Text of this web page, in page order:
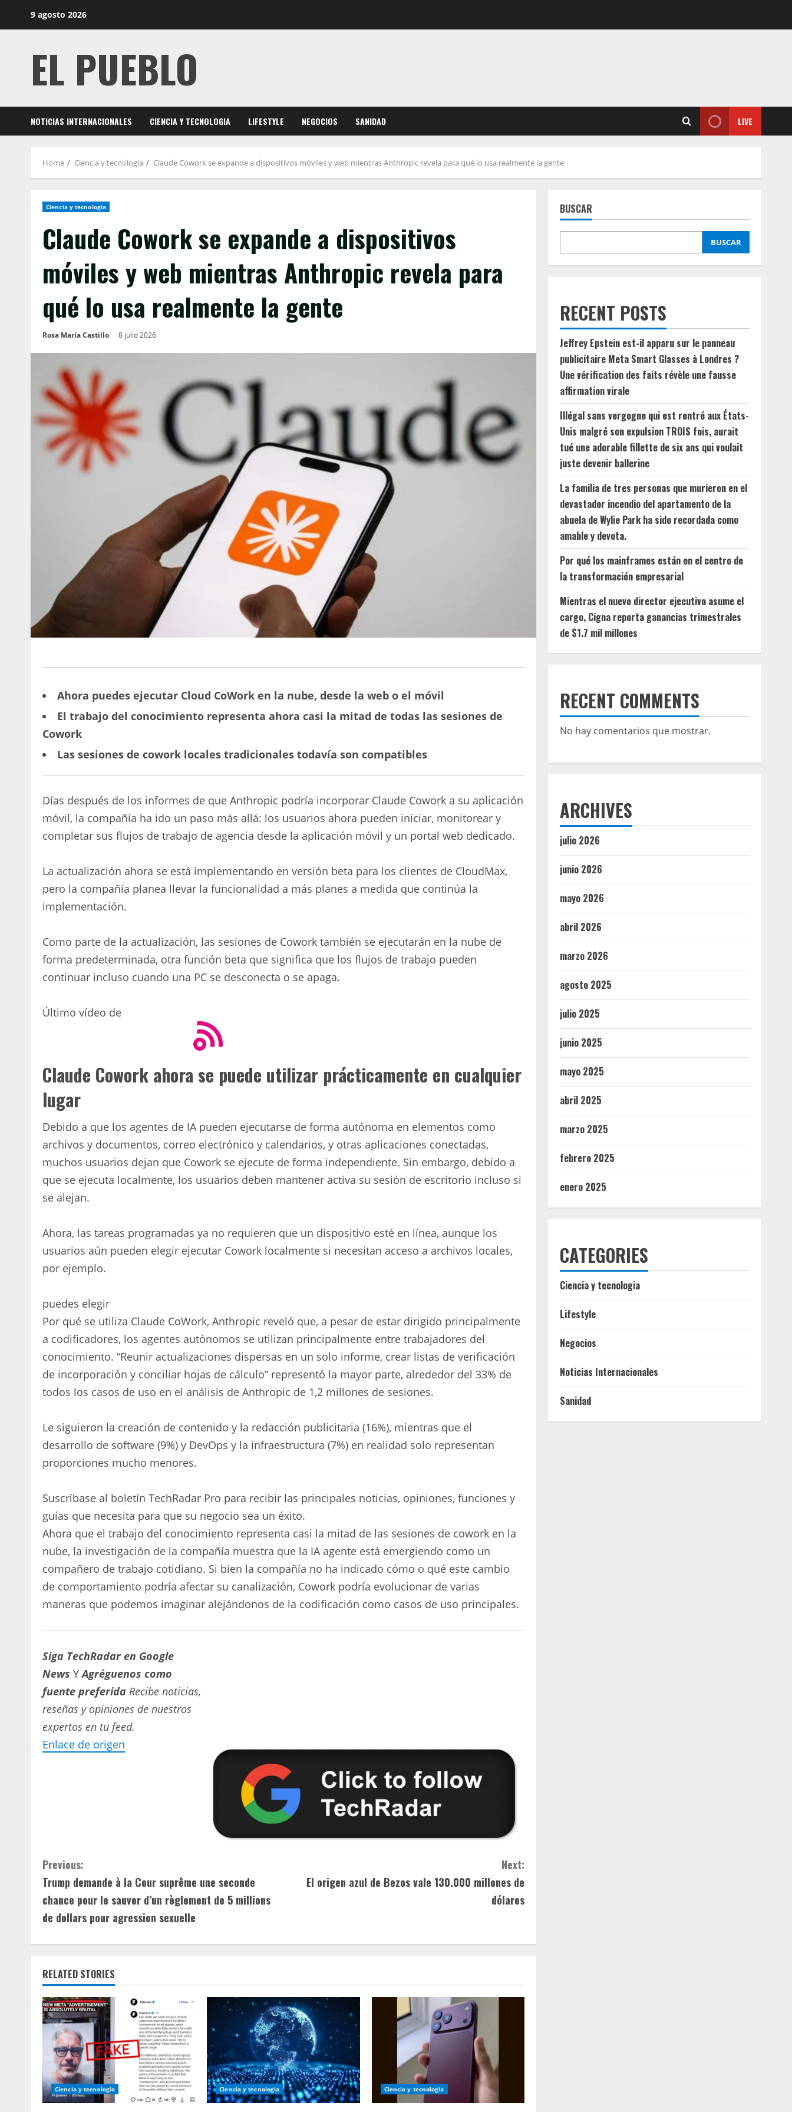
9 agosto 2026
EL PUEBLO
NOTICIAS INTERNACIONALES CIENCIA Y TECNOLOGIA LIFESTYLE NEGOCIOS SANIDAD LIVE
Home Ciencia y tecnologia Claude Cowork se expande a dispositivos móviles y web mientras Anthropic revela para qué lo usa realmente la gente
Ciencia y tecnologia
Claude Cowork se expande a dispositivos
móviles y web mientras Anthropic revela para
qué lo usa realmente la gente
Rosa María Castillo 8 julio 2026
Ahora puedes ejecutar Cloud CoWork en la nube, desde la web o el móvil
El trabajo del conocimiento representa ahora casi la mitad de todas las sesiones de
Cowork
Las sesiones de cowork locales tradicionales todavía son compatibles
Días después de los informes de que Anthropic podría incorporar Claude Cowork a su aplicación
móvil, la compañía ha ido un paso más allá: los usuarios ahora pueden iniciar, monitorear y
completar sus flujos de trabajo de agencia desde la aplicación móvil y un portal web dedicado.
La actualización ahora se está implementando en versión beta para los clientes de CloudMax,
pero la compañía planea llevar la funcionalidad a más planes a medida que continúa la
implementación.
Como parte de la actualización, las sesiones de Cowork también se ejecutarán en la nube de
forma predeterminada, otra función beta que significa que los flujos de trabajo pueden
continuar incluso cuando una PC se desconecta o se apaga.
Último vídeo de
Claude Cowork ahora se puede utilizar prácticamente en cualquier
lugar
Debido a que los agentes de IA pueden ejecutarse de forma autónoma en elementos como
archivos y documentos, correo electrónico y calendarios, y otras aplicaciones conectadas,
muchos usuarios dejan que Cowork se ejecute de forma independiente. Sin embargo, debido a
que se ejecuta localmente, los usuarios deben mantener activa su sesión de escritorio incluso si
se alejan.
Ahora, las tareas programadas ya no requieren que un dispositivo esté en línea, aunque los
usuarios aún pueden elegir ejecutar Cowork localmente si necesitan acceso a archivos locales,
por ejemplo.
puedes elegir
Por qué se utiliza Claude CoWork, Anthropic reveló que, a pesar de estar dirigido principalmente
a codificadores, los agentes autónomos se utilizan principalmente entre trabajadores del
conocimiento. “Reunir actualizaciones dispersas en un solo informe, crear listas de verificación
de incorporación y conciliar hojas de cálculo” representó la mayor parte, alrededor del 33% de
todos los casos de uso en el análisis de Anthropic de 1,2 millones de sesiones.
Le siguieron la creación de contenido y la redacción publicitaria (16%), mientras que el
desarrollo de software (9%) y DevOps y la infraestructura (7%) en realidad solo representan
proporciones mucho menores.
Suscríbase al boletín TechRadar Pro para recibir las principales noticias, opiniones, funciones y
guías que necesita para que su negocio sea un éxito.
Ahora que el trabajo del conocimiento representa casi la mitad de las sesiones de cowork en la
nube, la investigación de la compañía muestra que la IA agente está emergiendo como un
compañero de trabajo cotidiano. Si bien la compañía no ha indicado cómo o qué este cambio
de comportamiento podría afectar su canalización, Cowork podría evolucionar de varias
maneras que podemos imaginar alejándonos de la codificación como casos de uso principales.
Siga TechRadar en Google
News Y Agréguenos como
fuente preferida Recibe noticias,
reseñas y opiniones de nuestros
expertos en tu feed.
Enlace de origen
C
o
n
t
i
n
u
R
e
Previous:
Trump demande à la Cour suprême une seconde
chance pour le sauver d’un règlement de 5 millions
de dollars pour agression sexuelle
Next:
El origen azul de Bezos vale 130.000 millones de
dólares
RELATED STORIES
Ciencia y tecnologia Ciencia y tecnologia Ciencia y tecnologia
BUSCAR
BUSCAR
RECENT POSTS
Jeffrey Epstein est-il apparu sur le panneau
publicitaire Meta Smart Glasses à Londres ?
Une vérification des faits révèle une fausse
affirmation virale
Illégal sans vergogne qui est rentré aux États-
Unis malgré son expulsion TROIS fois, aurait
tué une adorable fillette de six ans qui voulait
juste devenir ballerine
La familia de tres personas que murieron en el
devastador incendio del apartamento de la
abuela de Wylie Park ha sido recordada como
amable y devota.
Por qué los mainframes están en el centro de
la transformación empresarial
Mientras el nuevo director ejecutivo asume el
cargo, Cigna reporta ganancias trimestrales
de $1.7 mil millones
RECENT COMMENTS
No hay comentarios que mostrar.
ARCHIVES
julio 2026
junio 2026
mayo 2026
abril 2026
marzo 2026
agosto 2025
julio 2025
junio 2025
mayo 2025
abril 2025
marzo 2025
febrero 2025
enero 2025
CATEGORIES
Ciencia y tecnologia
Lifestyle
Negocios
Noticias Internacionales
Sanidad